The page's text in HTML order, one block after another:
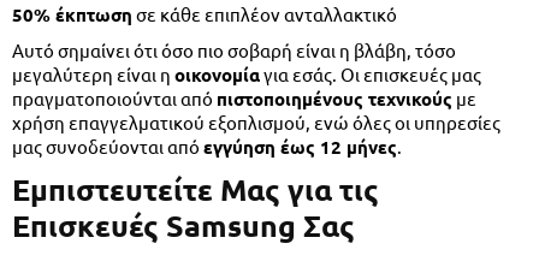
50% έκπτωση σε κάθε επιπλέον ανταλλακτικό
Αυτό σημαίνει ότι όσο πιο σοβαρή είναι η βλάβη, τόσο
μεγαλύτερη είναι η οικονομίαγια εσάς. Οι επισκευές μας
πραγματοποιούνται από πιστοποιημένους τεχνικούς με
χρήση επαγγελματικού εξοπλισμού, ενώ όλες οι υπηρεσίες
μας συνοδεύονται από εγγύηση έως 12 μήνες.
Εμπιστευτείτε Μας για τις
Επισκευές Samsung Σας